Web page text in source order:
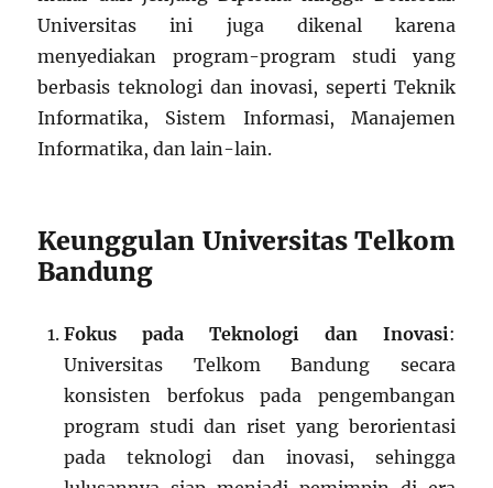
Universitas ini juga dikenal karena
menyediakan program-program studi yang
berbasis teknologi dan inovasi, seperti Teknik
Informatika, Sistem Informasi, Manajemen
Informatika, dan lain-lain.
Keunggulan Universitas Telkom
Bandung
Fokus pada Teknologi dan Inovasi:
Universitas Telkom Bandung secara
konsisten berfokus pada pengembangan
program studi dan riset yang berorientasi
pada teknologi dan inovasi, sehingga